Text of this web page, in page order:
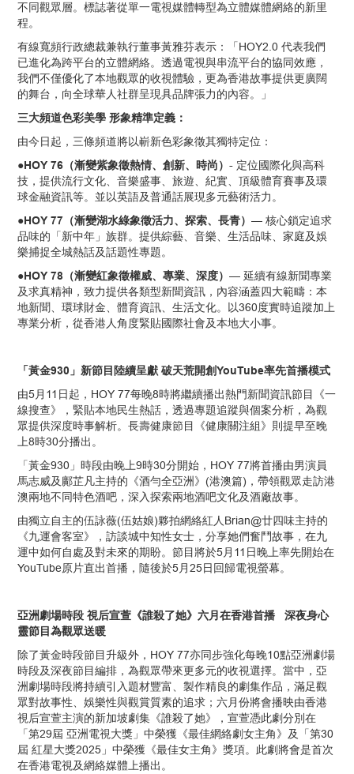
不同觀眾層。標誌著從單一電視媒體轉型為立體媒體網絡的新里
程。
有線寬頻行政總裁兼執行董事黃雅芬表示：「HOY2.0 代表我們
已進化為跨平台的立體網絡。透過電視與串流平台的協同效應，
我們不僅優化了本地觀眾的收視體驗，更為香港故事提供更廣闊
的舞台，向全球華人社群呈現具品牌張力的內容。」
三大頻道色彩美學 形象精準定義：
由今日起，三條頻道將以嶄新色彩象徵其獨特定位：
●HOY 76（漸變紫象徵熱情、創新、時尚）- 定位國際化與高科
技，提供流行文化、音樂盛事、旅遊、紀實、頂級體育賽事及環
球金融資訊等。並以英語及普通話展現多元藝術活力。
●HOY 77（漸變湖水綠象徵活力、探索、長青）— 核心鎖定追求
品味的「新中年」族群。提供綜藝、音樂、生活品味、家庭及娛
樂捕捉全城熱話及話題性專題。
●HOY 78（漸變紅象徵權威、專業、深度）— 延續有線新聞專業
及求真精神，致力提供各類型新聞資訊，內容涵蓋四大範疇：本
地新聞、環球財金、體育資訊、生活文化。以360度實時追蹤加上
專業分析，從香港人角度緊貼國際社會及本地大小事。
「黃金930」新節目陸續呈獻 破天荒開創YouTube率先首播模式
由5月11日起，HOY 77每晚8時將繼續播出熱門新聞資訊節目《一
線搜查》，緊貼本地民生熱話，透過專題追蹤與個案分析，為觀
眾提供深度時事解析。長壽健康節目《健康關注組》則提早至晚
上8時30分播出。
「黃金930」時段由晚上9時30分開始，HOY 77將首播由男演員
馬志威及鄺芷凡主持的《酒勻全亞洲》(港澳篇)，帶領觀眾走訪港
澳兩地不同特色酒吧，深入探索兩地酒吧文化及酒廠故事。
由獨立自主的伍詠薇(伍姑娘)夥拍網絡紅人Brian@廿四味主持的
《九運會客室》，訪談城中知性女士，分享她們奮鬥故事，在九
運中如何自處及對未來的期盼。節目將於5月11日晚上率先開始在
YouTube原片直出首播，隨後於5月25日回歸電視螢幕。
亞洲劇場時段 視后宣萱《誰殺了她》六月在香港首播 深夜身心
靈節目為觀眾送暖
除了黃金時段節目升級外，HOY 77亦同步強化每晚10點亞洲劇場
時段及深夜節目編排，為觀眾帶來更多元的收視選擇。當中，亞
洲劇場時段將持續引入題材豐富、製作精良的劇集作品，滿足觀
眾對故事性、娛樂性與觀賞質素的追求；六月份將會播映由香港
視后宣萱主演的新加坡劇集《誰殺了她》，宣萱憑此劇分別在
「第29屆 亞洲電視大獎」中榮獲《最佳網絡劇女主角》及「第30
屆 紅星大獎2025」中榮獲《最佳女主角》獎項。此劇將會是首次
在香港電視及網絡媒體上播出。